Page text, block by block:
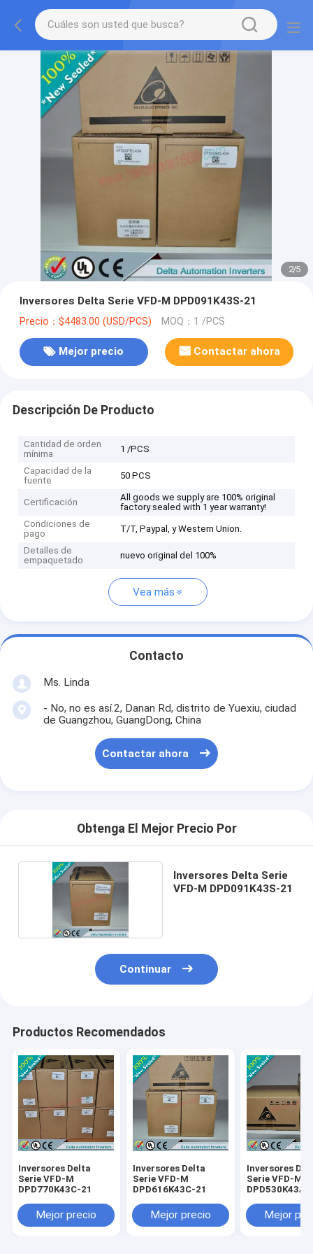
2/5
Inversores Delta Serie VFD-M DPD091K43S-21
Precio：$4483.00 (USD/PCS) MOQ：1 /PCS
Mejor precio Contactar ahora
Descripción De Producto
Cantidad de orden
mínima
1 /PCS
Capacidad de la
fuente
50 PCS
Certificación
All goods we supply are 100% original
factory sealed with 1 year warranty!
Condiciones de
pago
T/T, Paypal, y Western Union.
Detalles de
empaquetado
nuevo original del 100%
Vea más
Contacto
Ms. Linda
- No, no es así.2, Danan Rd, distrito de Yuexiu, ciudad
de Guangzhou, GuangDong, China
Contactar ahora
Obtenga El Mejor Precio Por
Inversores Delta Serie
VFD-M DPD091K43S-21
Continuar
Productos Recomendados
Inversores Delta
Serie VFD-M
DPD770K43C-21
Mejor precio
Inversores Delta
Serie VFD-M
DPD616K43C-21
Mejor precio
Inversores
Serie VFD-M
DPD530K43A-
Mejor